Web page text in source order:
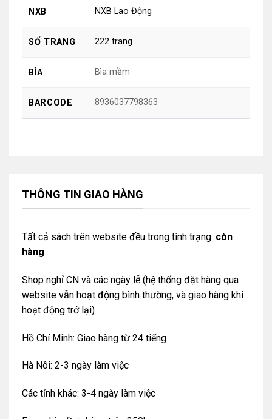
NXB NXB Lao Động
SỐ TRANG 222 trang
BÌA Bìa mềm
BARCODE 8936037798363
THÔNG TIN GIAO HÀNG
Tất cả sách trên website đều trong tình trạng: còn
hàng
Shop nghỉ CN và các ngày lễ (hệ thống đặt hàng qua
website vẫn hoạt động bình thường, và giao hàng khi
hoạt động trở lại)
Hồ Chí Minh: Giao hàng từ 24 tiếng
Hà Nôi: 2-3 ngày làm việc
Các tỉnh khác: 3-4 ngày làm việc